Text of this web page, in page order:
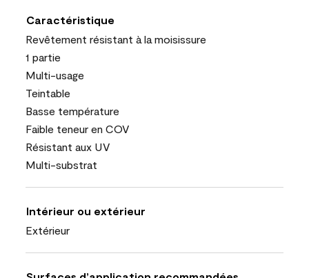
Caractéristique
Revêtement résistant à la moisissure
1 partie
Multi-usage
Teintable
Basse température
Faible teneur en COV
Résistant aux UV
Multi-substrat
Intérieur ou extérieur
Extérieur